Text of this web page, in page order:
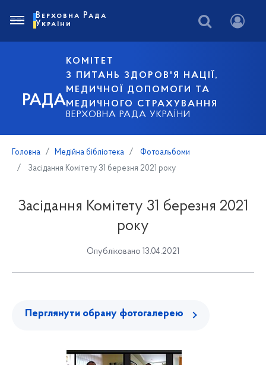
РАДА
КОМІТЕТ
З ПИТАНЬ ЗДОРОВ'Я НАЦІЇ,
МЕДИЧНОЇ ДОПОМОГИ ТА
МЕДИЧНОГО СТРАХУВАННЯ
ВЕРХОВНА РАДА УКРАЇНИ
Верховна Рада
України
Головна Медійна бібліотека
Фотоальбоми
Засідання Комітету 31 березня 2021 року
Засідання Комітету 31 березня 2021
року
Опубліковано 13.04.2021
Перглянути обрану фотогалерею